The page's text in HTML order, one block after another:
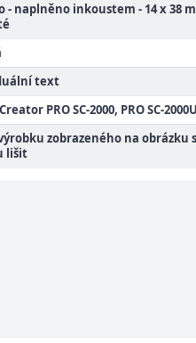
- naplněno inkoustem - 14 x 38
text
PRO SC-2000, PRO SC-
zobrazeného na obrázku
lišit